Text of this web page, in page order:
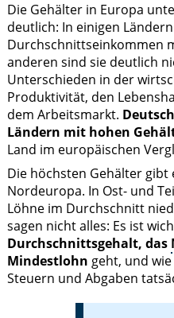
Die Gehälter in Europa
deutlich: In einigen
Durchschnittseinkommen
anderen sind sie deutlich
Unterschieden in der
Produktivität, den
dem Arbeitsmarkt.
Ländern mit hohen
Land im europäischen
Die höchsten Gehälter gibt
Nordeuropa. In Ost- und
Löhne im Durchschnitt
sagen nicht alles: Es ist
Durchschnittsgehalt, das
Mindestlohn geht, und
Steuern und Abgaben